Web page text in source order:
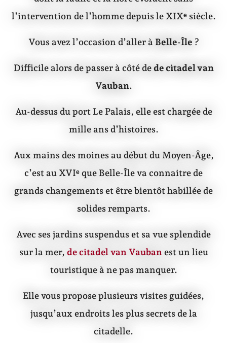
l’intervention de l’homme depuis le XIXᵉ siècle.
Vous avez l’occasion d’aller à Belle-Île ?
Difficile alors de passer à côté dede citadel van
Vauban.
Au-dessus du port Le Palais, elle est chargée de
mille ans d’histoires.
Aux mains des moines au début du Moyen-Âge,
c’est au XVIᵉ que Belle-Île va connaitre de
grands changements et être bientôt habillée de
solides remparts.
Avec ses jardins suspendus et sa vue splendide
sur la mer, de citadel van Vauban est un lieu
touristique à ne pas manquer.
Elle vous propose plusieurs visites guidées,
jusqu’aux endroits les plus secrets de la
citadelle.